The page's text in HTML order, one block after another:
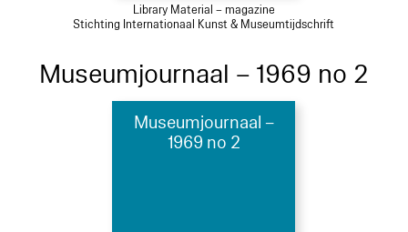
Library Material – magazine
Stichting Internationaal Kunst & Museumtijdschrift
Museumjournaal – 1969 no 2
Museumjournaal –
1969 no 2